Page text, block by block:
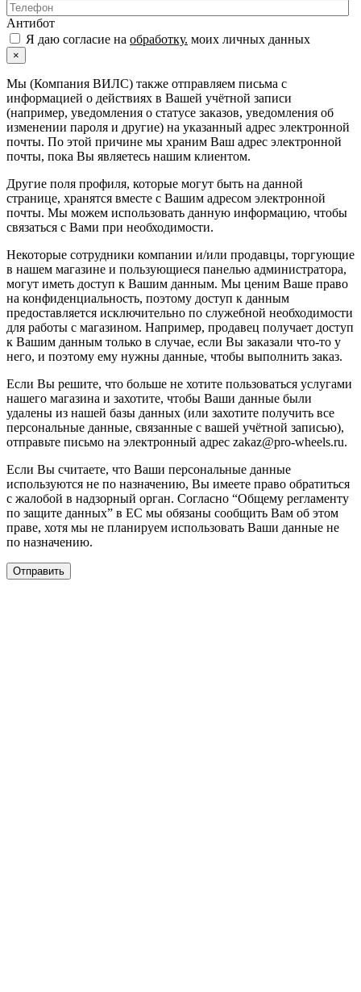
Антибот
Я даю согласие на обработку. моих личных данных
×
Мы (Компания ВИЛС) также отправляем письма с
информацией о действиях в Вашей учётной записи
(например, уведомления о статусе заказов, уведомления об
изменении пароля и другие) на указанный адрес электронной
почты. По этой причине мы храним Ваш адрес электронной
почты, пока Вы являетесь нашим клиентом.
Другие поля профиля, которые могут быть на данной
странице, хранятся вместе с Вашим адресом электронной
почты. Мы можем использовать данную информацию, чтобы
связаться с Вами при необходимости.
Некоторые сотрудники компании и/или продавцы, торгующие
в нашем магазине и пользующиеся панелью администратора,
могут иметь доступ к Вашим данным. Мы ценим Ваше право
на конфиденциальность, поэтому доступ к данным
предоставляется исключительно по служебной необходимости
для работы с магазином. Например, продавец получает доступ
к Вашим данным только в случае, если Вы заказали что-то у
него, и поэтому ему нужны данные, чтобы выполнить заказ.
Если Вы решите, что больше не хотите пользоваться услугами
нашего магазина и захотите, чтобы Ваши данные были
удалены из нашей базы данных (или захотите получить все
персональные данные, связанные с вашей учётной записью),
отправьте письмо на электронный адрес zakaz@pro-wheels.ru.
Если Вы считаете, что Ваши персональные данные
используются не по назначению, Вы имеете право обратиться
с жалобой в надзорный орган. Согласно “Общему регламенту
по защите данных” в ЕС мы обязаны сообщить Вам об этом
праве, хотя мы не планируем использовать Ваши данные не
по назначению.
Отправить